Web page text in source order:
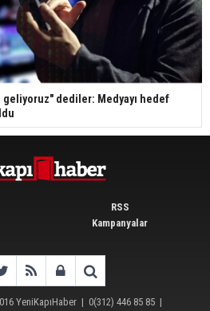
geliyoruz" dediler: Medyayı hedef
RSS
Kampanyalar
YeniKapıHaber| 0(312) 446 85 85|